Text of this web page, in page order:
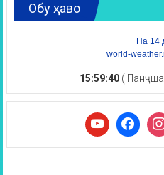
Обу ҳаво
На 14
world-
15:59:41(